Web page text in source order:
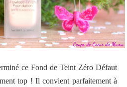
ce Fond de Teint Zéro Défaut
top ! Il convient parfaitement à